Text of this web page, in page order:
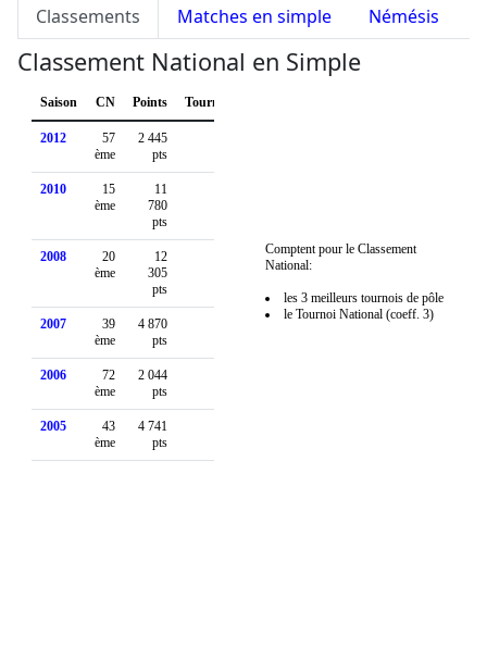
Classements Matches en simple Némésis
Classement National en Simple
Saison CN Points Tournois
2012
57
ème
2 445
pts
2010
15
ème
11
780
pts
2008
20
ème
12
305
pts
2007
39
ème
4 870
pts
2006
72
ème
2 044
pts
2005
43
ème
4 741
pts
Comptent pour le Classement
National:
les 3 meilleurs tournois de pôle
le Tournoi National (coeff. 3)